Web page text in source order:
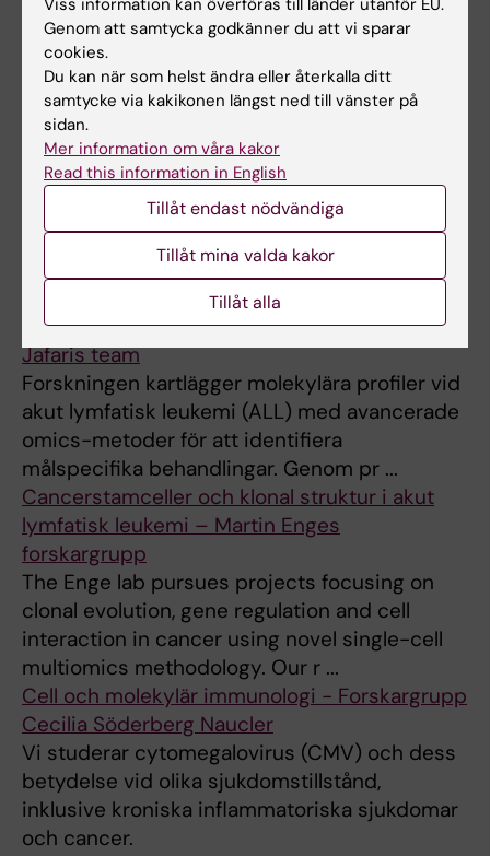
extracellular matrix (ECM). Cell-matrix
interactions control cell proliferation, survival,
migration and differentiation, ...
Cancerprevention och screening – Johannes
Bloms forskargrupp
Forskargruppen bedriver nationell och
internationell forskning inom
populationsbaserad screening för kolorektal
cancer generellt och utvärdering och
utveckling ...
Cancerproteogenomik och precisionsmedicin
vid akut lymfatisk leukemi (ALL) – Rozbeh
Jafaris team
Forskningen kartlägger molekylära profiler vid
akut lymfatisk leukemi (ALL) med avancerade
omics-metoder för att identifiera
målspecifika behandlingar. Genom pr ...
Cancerstamceller och klonal struktur i akut
lymfatisk leukemi – Martin Enges
forskargrupp
The Enge lab pursues projects focusing on
clonal evolution, gene regulation and cell
interaction in cancer using novel single-cell
multiomics methodology. Our r ...
Cell och molekylär immunologi - Forskargrupp
Cecilia Söderberg Naucler
Vi studerar cytomegalovirus (CMV) och dess
betydelse vid olika sjukdomstillstånd,
inklusive kroniska inflammatoriska sjukdomar
och cancer.
Genom att samtycka godkänner du att vi sparar
cookies.
Du kan när som helst ändra eller återkalla ditt
samtycke via kakikonen längst ned till vänster på
sidan.
Mer information om våra kakor
Read this information in English
Tillåt endast nödvändiga
Tillåt mina valda kakor
Tillåt alla